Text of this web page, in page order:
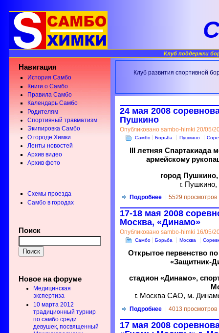
Клуб поддержки
Навигация
История Самбо
Книги о Самбо
Правила Самбо
Календарь Самбо
Родителям
Спортивный травматизм
Экипировка Самбо
О городе Химки
Ленты новостей
Архив видео
Архив фото
Схемы проезда
Самбо в городах
Поиск
Новое на форуме
Медицинская
экспертиза
10 марта 2012
традиционный турнир
по самбо среди
девушек, посвященный
Клуб развития спортивной
24 мая 2008
Пушкино
Опубликовано sambo-himki 20/05/
Самбо Борьба Пушкино
III летняя
армейскому
город
г.
Подробнее 5529 просмотров
17-18 мая 2008
Москва, «Динамо»
Опубликовано sambo-himki 16/05/
Самбо Борьба Москва
Открытое первенство
«Защитник-
стадион «Динамо»,
г. Москва САО, м.
Подробнее 4013 просмотров
17 мая 2008